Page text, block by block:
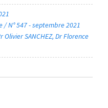
N° 547 - septembre 2021
Olivier SANCHEZ Dr Florence